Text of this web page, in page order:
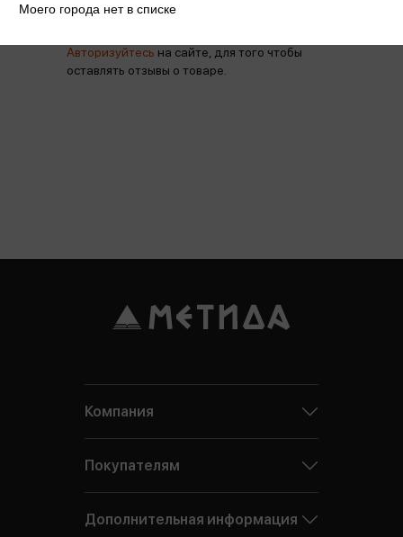
Авторизуйтесь на сайте, для того чтобы
оставлять отзывы о товаре.
Моего города нет в списке
Компания
Покупателям
Дополнительная информация